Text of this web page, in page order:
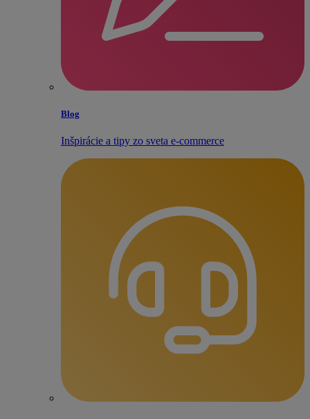
Blog
Inšpirácie a tipy zo sveta e‑commerce